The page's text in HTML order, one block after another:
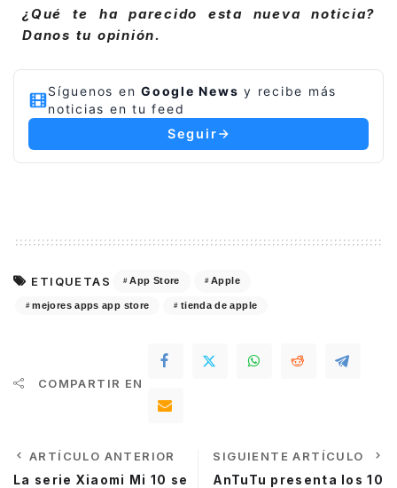
¿Qué te ha parecido esta nueva noticia?
Danos tu opinión.
Síguenos en Google News y recibe más
noticias en tu feed
Seguir
ETIQUETAS App Store Apple
mejores apps app store tienda de apple
COMPARTIR EN
ARTÍCULO ANTERIOR
La serie Xiaomi Mi 10 se
SIGUIENTE ARTÍCULO
AnTuTu presenta los 10